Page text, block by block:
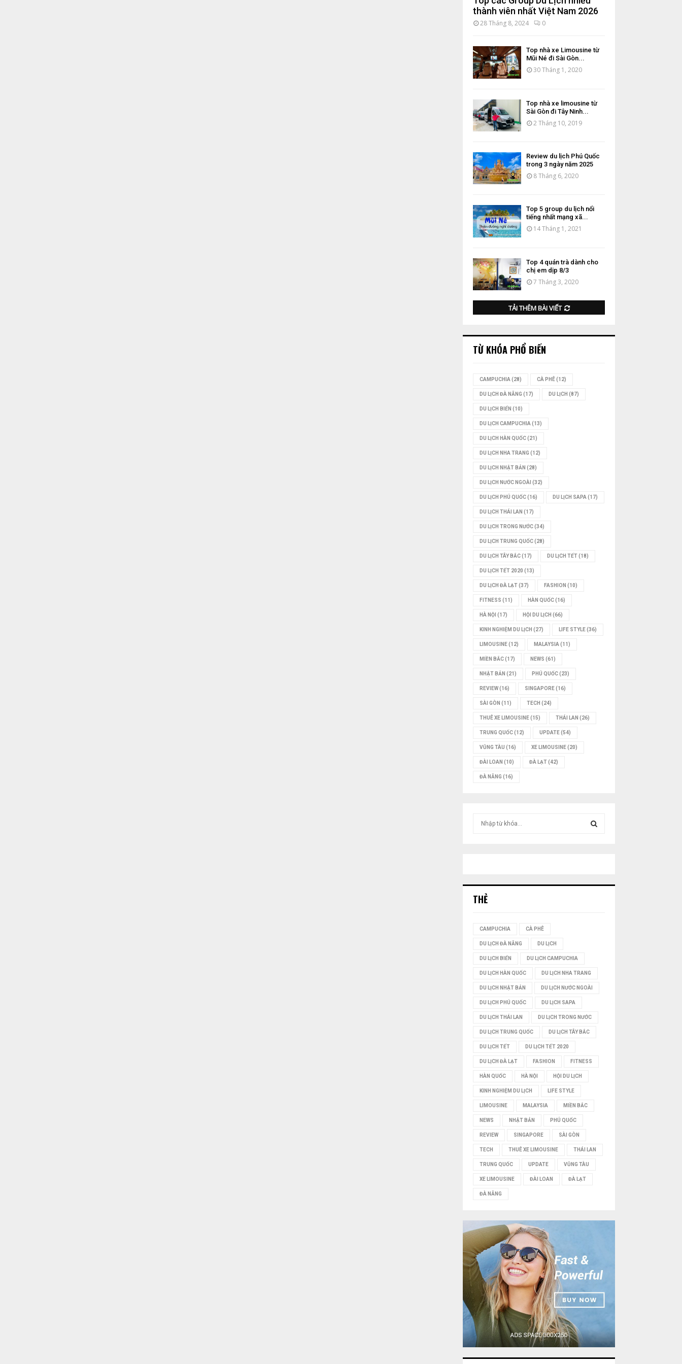
thành viên nhất Việt Nam 2026
28 Tháng 8, 2024 0
Top nhà xe Limousine từ
Mũi Né đi Sài Gòn...
30 Tháng 1, 2020
Top nhà xe limousine từ
Sài Gòn đi Tây Ninh...
2 Tháng 10, 2019
Review du lịch Phú Quốc
trong 3 ngày năm 2025
8 Tháng 6, 2020
Top 5 group du lịch nổi
tiếng nhất mạng xã...
14 Tháng 1, 2021
Top 4 quán trà dành cho
chị em dịp 8/3
7 Tháng 3, 2020
TẢI THÊM BÀI VIẾT
TỪ KHÓA PHỔ BIẾN
CAMPUCHIA (28) CÀ PHÊ(12)
DU LỊCH ĐÀ NẴNG (17) DU LỊCH (87)
DU LỊCH BIỂN (10)
DU LỊCH CAMPUCHIA (13)
DU LỊCH HÀN QUỐC(21)
DU LỊCH NHA TRANG (12)
DU LỊCH NHẬT BẢN (28)
DU LỊCH NƯỚC NGOÀI (32)
DU LỊCH PHÚ QUỐC(16) DU LỊCH SAPA (17)
DU LỊCH THÁI LAN (17)
DU LỊCH TRONG NƯỚC(34)
DU LỊCH TRUNG QUỐC(28)
DU LỊCH TÂY BẮC(17) DU LỊCH TẾT(18)
DU LỊCH TẾT 2020 (13)
DU LỊCH ĐÀ LẠT(37) FASHION (10)
FITNESS (11) HÀN QUỐC(16)
HÀ NỘI (17) HỘI DU LỊCH (66)
KINH NGHIỆM DU LỊCH (27) LIFE STYLE(36)
LIMOUSINE(12) MALAYSIA (11)
MIỀN BẮC(17) NEWS (61)
NHẬT BẢN (21) PHÚ QUỐC(23)
REVIEW(16) SINGAPORE(16)
SÀI GÒN (11) TECH (24)
THUÊ XE LIMOUSINE(15) THÁI LAN (26)
TRUNG QUỐC(12) UPDATE(54)
VŨNG TÀU (16) XE LIMOUSINE(20)
ĐÀI LOAN (10) ĐÀ LẠT(42)
ĐÀ NẴNG (16)
M
THẺ
CAMPUCHIA CÀ PHÊ
DU LỊCH ĐÀ NẴNG DU LỊCH
DU LỊCH BIỂN DU LỊCH CAMPUCHIA
DU LỊCH HÀN QUỐC DU LỊCH NHA TRANG
DU LỊCH NHẬT BẢN DU LỊCH NƯỚC NGOÀI
DU LỊCH PHÚ QUỐC DU LỊCH SAPA
DU LỊCH THÁI LAN DU LỊCH TRONG NƯỚC
DU LỊCH TRUNG QUỐC DU LỊCH TÂY BẮC
DU LỊCH TẾT DU LỊCH TẾT 2020
DU LỊCH ĐÀ LẠT FASHION FITNESS
HÀN QUỐC HÀ NỘI HỘI DU LỊCH
KINH NGHIỆM DU LỊCH LIFE STYLE
LIMOUSINE MALAYSIA MIỀN BẮC
NEWS NHẬT BẢN PHÚ QUỐC
REVIEW SINGAPORE SÀI GÒN
TECH THUÊ XE LIMOUSINE THÁI LAN
TRUNG QUỐC UPDATE VŨNG TÀU
XE LIMOUSINE ĐÀI LOAN ĐÀ LẠT
ĐÀ NẴNG